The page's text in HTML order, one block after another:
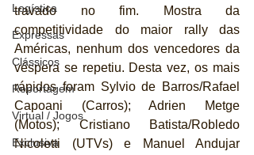
Logística
Expressas
Clássicos
Reportagem
Virtual / Jogos
Exclusiva
travado no fim. Mostra da
competitividade do maior rally das
Américas, nenhum dos vencedores da
véspera se repetiu. Desta vez, os mais
rápidos foram Sylvio de Barros/Rafael
Capoani (Carros); Adrien Metge
(Motos); Cristiano Batista/Robledo
Nicoletti (UTVs) e Manuel Andujar